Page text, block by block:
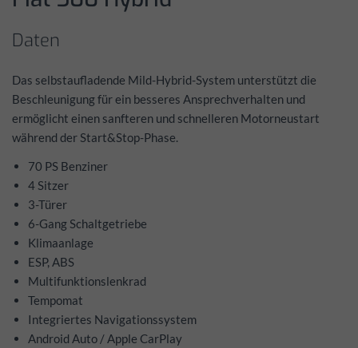
Daten
Das selbstaufladende Mild-Hybrid-System unterstützt die
Beschleunigung für ein besseres Ansprechverhalten und
ermöglicht einen sanfteren und schnelleren Motorneustart
während der Start&Stop-Phase.
70 PS Benziner
4 Sitzer
3-Türer
6-Gang Schaltgetriebe
Klimaanlage
ESP, ABS
Multifunktionslenkrad
Tempomat
Integriertes Navigationssystem
Android Auto / Apple CarPlay